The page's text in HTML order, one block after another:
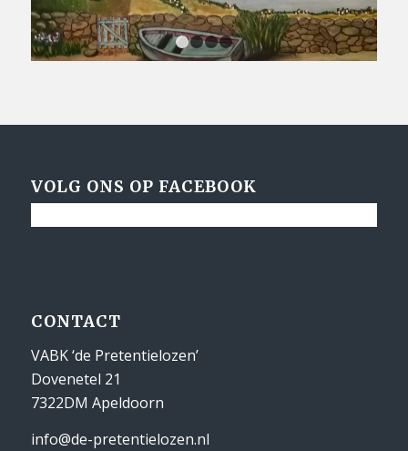
1 2 3 4
VOLG ONS OP FACEBOOK
CONTACT
VABK ‘de Pretentielozen’
Dovenetel 21
7322DM Apeldoorn
info@de-pretentielozen.nl